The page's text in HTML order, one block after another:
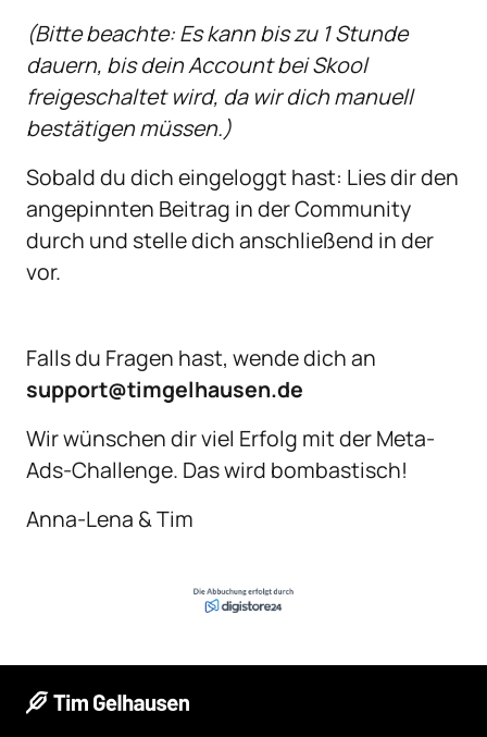
(Bitte beachte: Es kann bis zu 1 Stunde
dauern, bis dein Account bei Skool
freigeschaltet wird, da wir dich manuell
bestätigen müssen.)
Sobald du dich eingeloggt hast: Lies dir den
angepinnten Beitrag in der Community
durch und stelle dich anschließend in der
vor.
support@timgelhausen.de
Wir wünschen dir viel Erfolg mit der Meta-
Ads-Challenge. Das wird bombastisch!
Anna-Lena & Tim